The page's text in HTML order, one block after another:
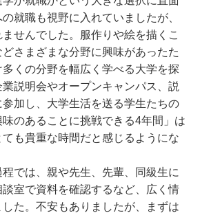
就職も視野に入れていましたが、
せんでした。服作りや絵を描くこ
さまざまな分野に興味があったた
くの分野を幅広く学べる大学を探
説明会やオープンキャンパス、説
加し、大学生活を送る学生たちの
のあることに挑戦できる4年間」は
ても貴重な時間だと感じるようにな
では、親や先生、先輩、同級生に
室で資料を確認するなど、広く情
た。不安もありましたが、まずは